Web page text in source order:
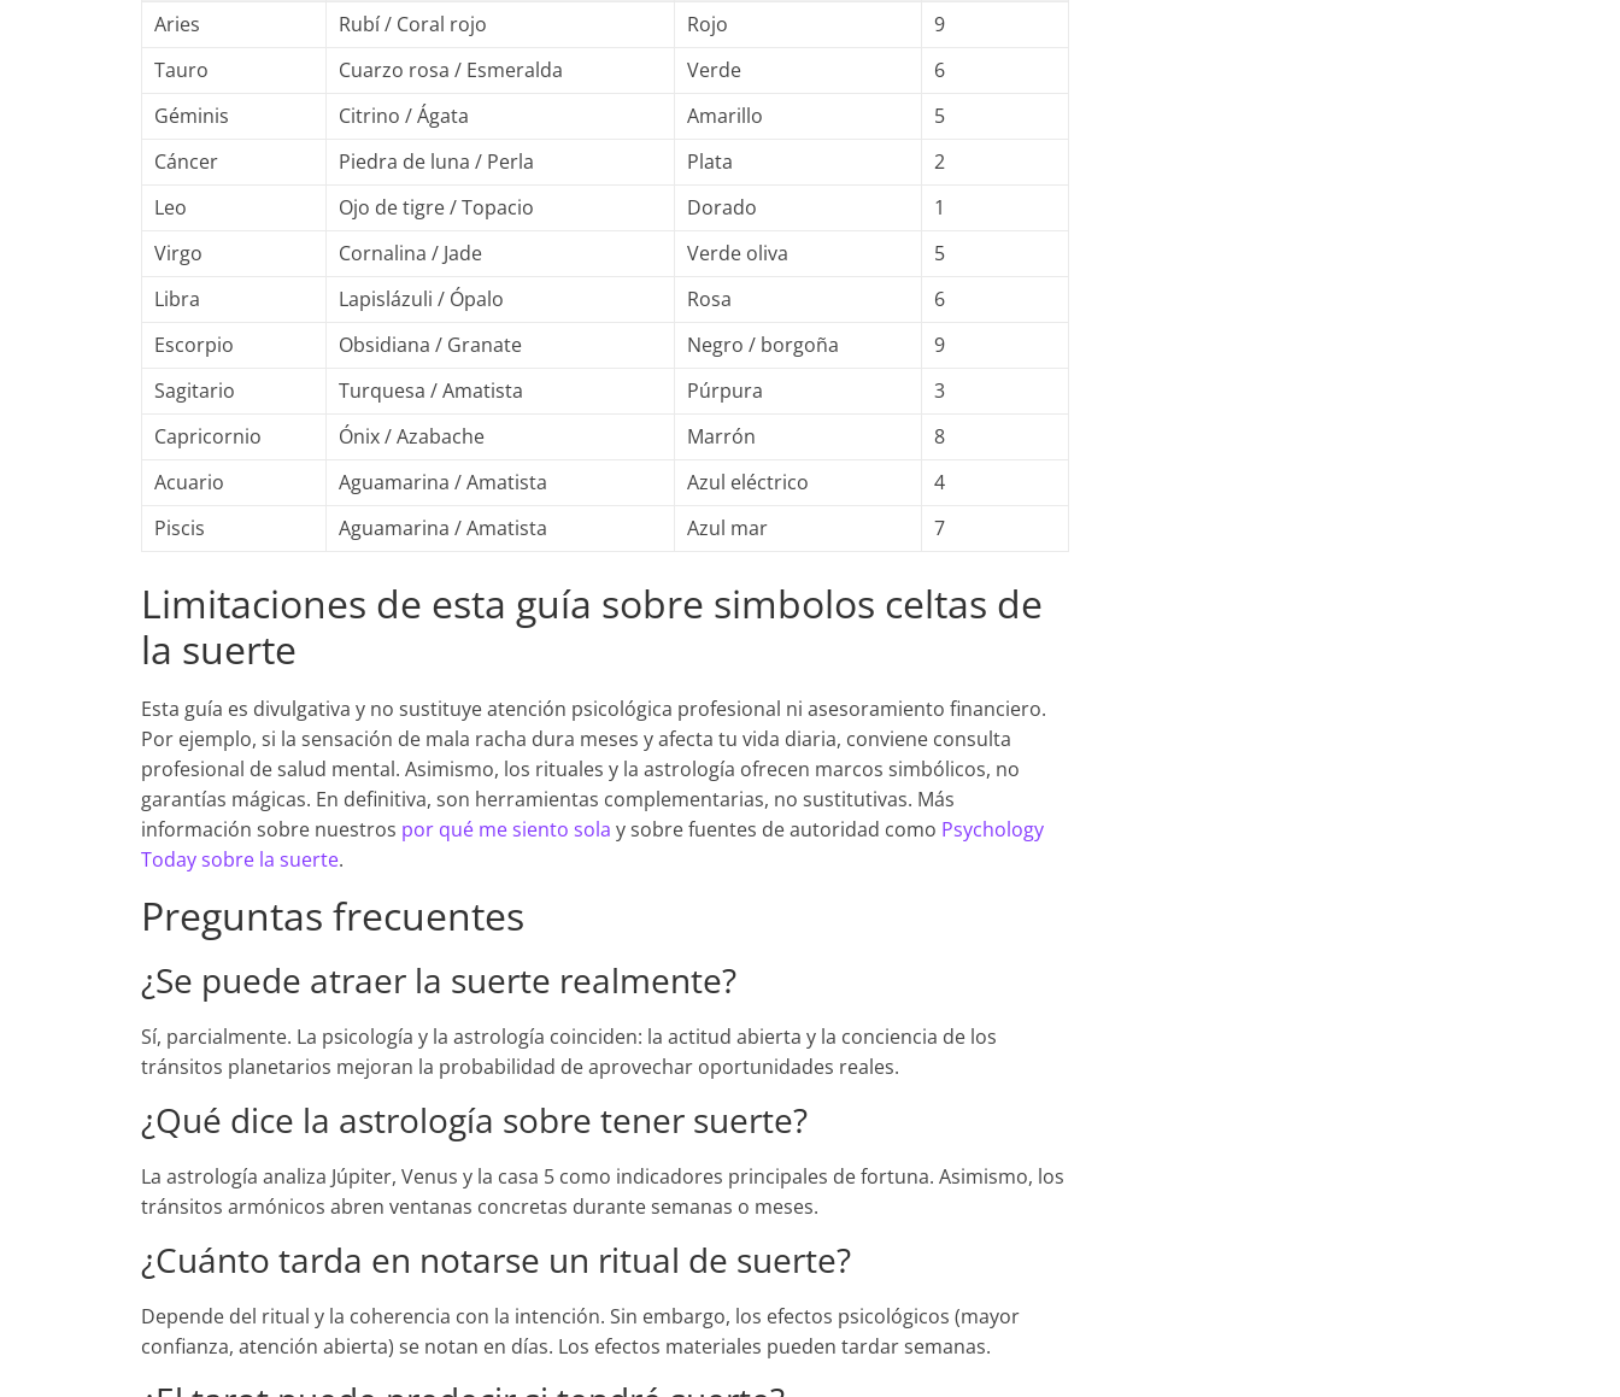
Aries
Rubí / Coral rojo Rojo
9
Tauro
Cuarzo rosa / Esmeralda Verde
6
Géminis
Citrino / Ágata Amarillo
5
Cáncer
Piedra de luna / Perla Plata
2
Leo
Ojo de tigre / Topacio Dorado
1
Virgo
Cornalina / Jade Verde oliva
5
Libra
Lapislázuli / Ópalo Rosa
6
Escorpio
Obsidiana / Granate Negro / borgoña
9
Sagitario
Turquesa / Amatista Púrpura
3
Capricornio
Ónix / Azabache Marrón
8
Acuario
Aguamarina / Amatista Azul eléctrico
4
Piscis
Aguamarina / Amatista Azul mar 7
Limitaciones de esta guía sobre simbolos celtas de
la suerte
Esta guía es divulgativa y no sustituye atención psicológica profesional ni asesoramiento financiero.
Por ejemplo, si la sensación de mala racha dura meses y afecta tu vida diaria, conviene consulta
profesional de salud mental. Asimismo, los rituales y la astrología ofrecen marcos simbólicos, no
garantías mágicas. En definitiva, son herramientas complementarias, no sustitutivas. Más
información sobre nuestros por qué me siento sola y sobre fuentes de autoridad como Psychology
Today sobre la suerte.
Preguntas frecuentes
¿Se puede atraer la suerte realmente?
Sí, parcialmente. La psicología y la astrología coinciden: la actitud abierta y la conciencia de los
tránsitos planetarios mejoran la probabilidad de aprovechar oportunidades reales.
¿Qué dice la astrología sobre tener suerte?
La astrología analiza Júpiter, Venus y la casa 5 como indicadores principales de fortuna. Asimismo, los
tránsitos armónicos abren ventanas concretas durante semanas o meses.
¿Cuánto tarda en notarse un ritual de suerte?
Depende del ritual y la coherencia con la intención. Sin embargo, los efectos psicológicos (mayor
confianza, atención abierta) se notan en días. Los efectos materiales pueden tardar semanas.